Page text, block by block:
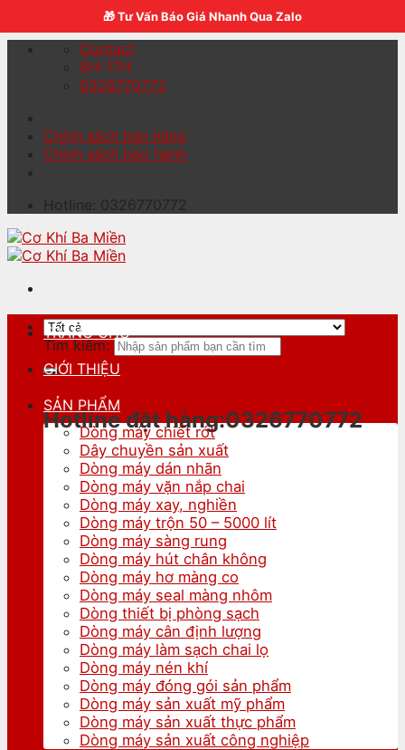
Skip to content
Contact
8H-17H
0326770772
Chính sách bán hàng
Chính sách bảo hành
Hotline: 0326770772
Tìm kiếm:
Hotline đặt hàng:0326770772
TRANG CHỦ
GIỚI THIỆU
SẢN PHẨM
Dòng máy chiết rót
Dây chuyền sản xuất
Dòng máy dán nhãn
Dòng máy vặn nắp chai
Dòng máy xay, nghiền
Dòng máy trộn 50 – 5000 lít
Dòng máy sàng rung
Dòng máy hút chân không
Dòng máy hơ màng co
Dòng máy seal màng nhôm
Dòng thiết bị phòng sạch
Dòng máy cân định lượng
Dòng máy làm sạch chai lọ
Dòng máy nén khí
Dòng máy đóng gói sản phẩm
Dòng máy sản xuất mỹ phẩm
Dòng máy sản xuất thực phẩm
Dòng máy sản xuất công nghiệp
🎁 Tư Vấn Báo Giá Nhanh Qua Zalo